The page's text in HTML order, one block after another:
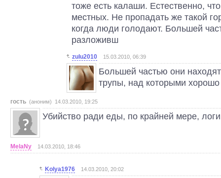
тоже есть калаши. Естественно,
местных. Не пропадать же такой
когда люди голодают. Большей
разложивш
zulu2010 15.03.2010, 06:39
Большей частью они
трупы, над которыми
гость (аноним) 14.03.2010, 19:25
Убийство ради еды, по крайней мере,
MelaNy 14.03.2010, 18:46
Kolya1976 14.03.2010, 20:02